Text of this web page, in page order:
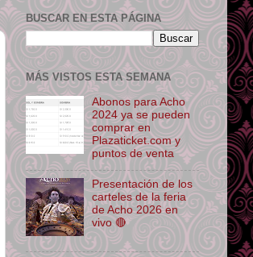
BUSCAR EN ESTA PÁGINA
MÁS VISTOS ESTA SEMANA
Abonos para Acho
2024 ya se pueden
comprar en
Plazaticket.com y
puntos de venta
Presentación de los
carteles de la feria
de Acho 2026 en
vivo 🔴